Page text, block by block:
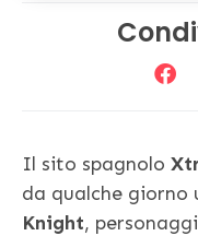
Il sito spagnolo
da qualche giorno
Knight,